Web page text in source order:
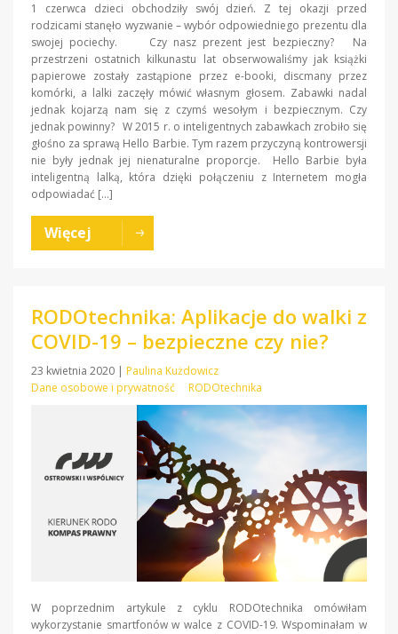
1 czerwca dzieci obchodziły swój dzień. Z tej okazji przed
rodzicami stanęło wyzwanie – wybór odpowiedniego prezentu dla
swojej pociechy. Czy nasz prezent jest bezpieczny? Na
przestrzeni ostatnich kilkunastu lat obserwowaliśmy jak książki
papierowe zostały zastąpione przez e-booki, discmany przez
komórki, a lalki zaczęły mówić własnym głosem. Zabawki nadal
jednak kojarzą nam się z czymś wesołym i bezpiecznym. Czy
jednak powinny? W 2015 r. o inteligentnych zabawkach zrobiło się
głośno za sprawą Hello Barbie. Tym razem przyczyną kontrowersji
nie były jednak jej nienaturalne proporcje. Hello Barbie była
inteligentną lalką, która dzięki połączeniu z Internetem mogła
odpowiadać […]
Więcej
RODOtechnika: Aplikacje do walki z
COVID-19 – bezpieczne czy nie?
23 kwietnia 2020 | Paulina Kużdowicz
Dane osobowe i prywatność
RODOtechnika
W poprzednim artykule z cyklu RODOtechnika omówiłam
wykorzystanie smartfonów w walce z COVID-19. Wspominałam w